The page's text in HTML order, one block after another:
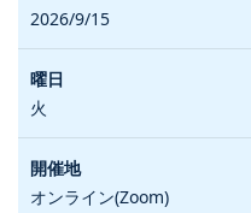
2026/9/15
火
オンライン(Zoom)